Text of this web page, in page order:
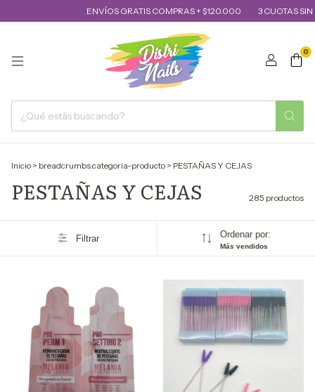
ENVÍOS GRATIS COMPRAS + $120.000 3 CUOTAS SIN INTERÉS
0
Inicio > breadcrumbs.categoria-producto > PESTAÑAS Y CEJAS
PESTAÑAS Y CEJAS 285 productos
Filtrar Ordenar por:
Más vendidos